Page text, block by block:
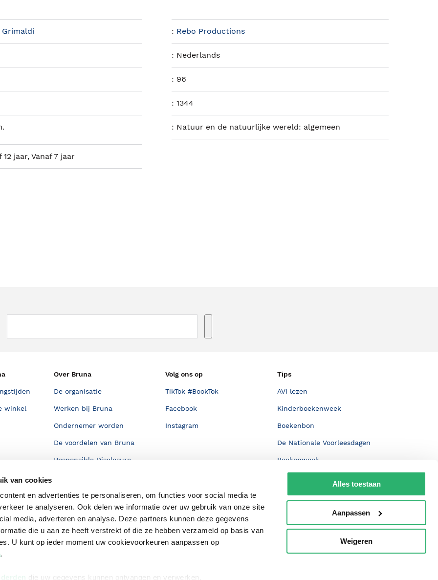
van cookies
en advertenties te personaliseren, om functies voor social media te
te analyseren. Ook delen we informatie over uw gebruik van onze site
media, adverteren en analyse. Deze partners kunnen deze gegevens
die u aan ze heeft verstrekt of die ze hebben verzameld op basis van
U kunt op ieder moment uw cookievoorkeuren aanpassen op
.
die uw gegevens kunnen ontvangen en verwerken.
Alles toestaan
Aanpassen
Weigeren
Grimaldi : Rebo Productions
: Nederlands
: 96
:1344
: Natuur en de natuurlijke wereld: algemeen
12 jaar, Vanaf 7 jaar
winkel
Over Bruna
De organisatie
Werken bij Bruna
Ondernemer worden
De voordelen van Bruna
Responsible Disclosure
Discriminerende boeken
Volg ons op
TikTok #BookTok
Facebook
Instagram
Tips
AVI lezen
Kinderboekenweek
Boekenbon
De Nationale Voorleesdagen
Boekenweek
Winacties